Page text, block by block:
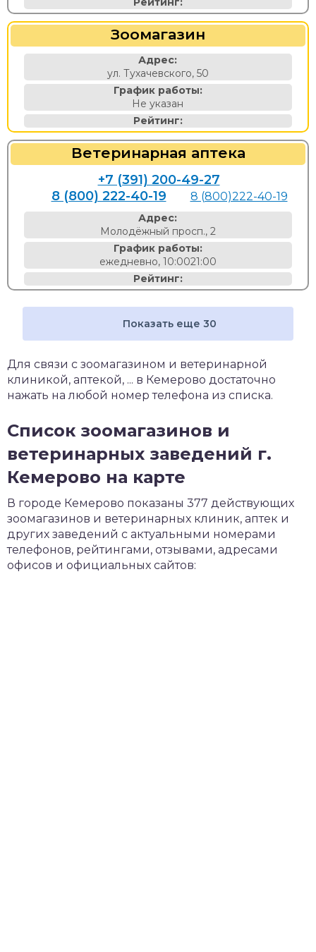
Зоомагазин
Адрес:
ул. Тухачевского, 50
График работы:
Не указан
Рейтинг:
Ветеринарная аптека
+7 (391) 200-49-27
8 (800) 222-40-19
8 (800)222-40-19
Адрес:
Молодёжный просп., 2
График работы:
ежедневно, 10:0021:00
Рейтинг:
Показать еще 30
Для связи с зоомагазином и ветеринарной
клиникой, аптекой, ... в Кемерово достаточно
нажать на любой номер телефона из списка.
Список зоомагазинов и
ветеринарных заведений г.
Кемерово на карте
В городе Кемерово показаны 377 действующих
зоомагазинов и ветеринарных клиник, аптек и
других заведений с актуальными номерами
телефонов, рейтингами, отзывами, адресами
офисов и официальных сайтов: